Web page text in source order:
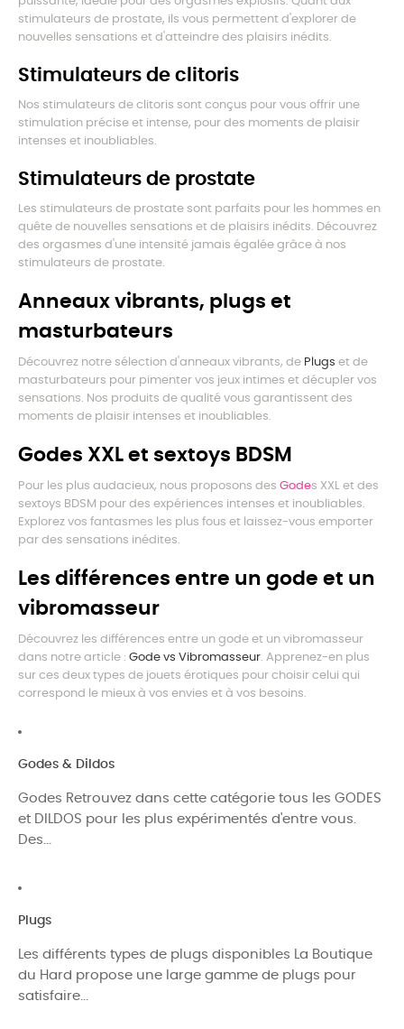
stimulateurs de prostate, ils vous permettent d'explorer de
nouvelles sensations et d'atteindre des plaisirs inédits.
Stimulateurs de clitoris
Nos stimulateurs de clitoris sont conçus pour vous offrir une
stimulation précise et intense, pour des moments de plaisir
intenses et inoubliables.
Stimulateurs de prostate
Les stimulateurs de prostate sont parfaits pour les hommes en
quête de nouvelles sensations et de plaisirs inédits. Découvrez
des orgasmes d'une intensité jamais égalée grâce à nos
stimulateurs de prostate.
Anneaux vibrants, plugs et
masturbateurs
Découvrez notre sélection d'anneaux vibrants, de Plugs et de
masturbateurs pour pimenter vos jeux intimes et décupler vos
sensations. Nos produits de qualité vous garantissent des
moments de plaisir intenses et inoubliables.
Godes XXL et sextoys BDSM
Pour les plus audacieux, nous proposons des Godes XXL et des
sextoys BDSM pour des expériences intenses et inoubliables.
Explorez vos fantasmes les plus fous et laissez-vous emporter
par des sensations inédites.
Les différences entre un gode et un
vibromasseur
Découvrez les différences entre un gode et un vibromasseur
dans notre article : Gode vs Vibromasseur. Apprenez-en plus
sur ces deux types de jouets érotiques pour choisir celui qui
correspond le mieux à vos envies et à vos besoins.
Godes & Dildos
Godes Retrouvez dans cette catégorie tous les GODES
et DILDOS pour les plus expérimentés d'entre vous.
Des...
Plugs
Les différents types de plugs disponibles La Boutique
du Hard propose une large gamme de plugs pour
satisfaire...